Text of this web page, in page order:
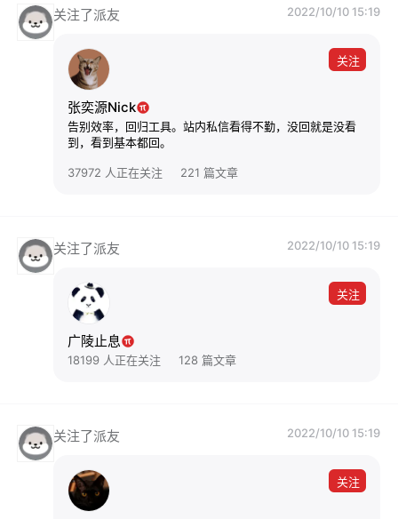
关注了派友 2022/10/10 15:19
关注
张奕源Nick
告别效率，回归工具。站内私信看得不勤，没回就是没看
到，看到基本都回。
37972 人正在关注 221 篇文章
关注了派友 2022/10/10 15:19
关注
广陵止息
18199 人正在关注 128 篇文章
关注了派友 2022/10/10 15:19
关注